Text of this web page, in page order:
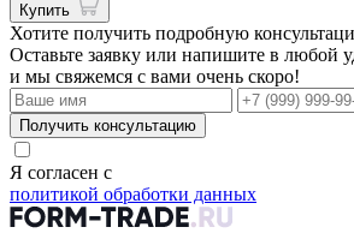
Купить
Хотите получить подробную
Оставьте заявку или напишите в любой
и мы свяжемся с вами очень скоро!
Получить консультацию
Я согласен с
политикой обработки данных